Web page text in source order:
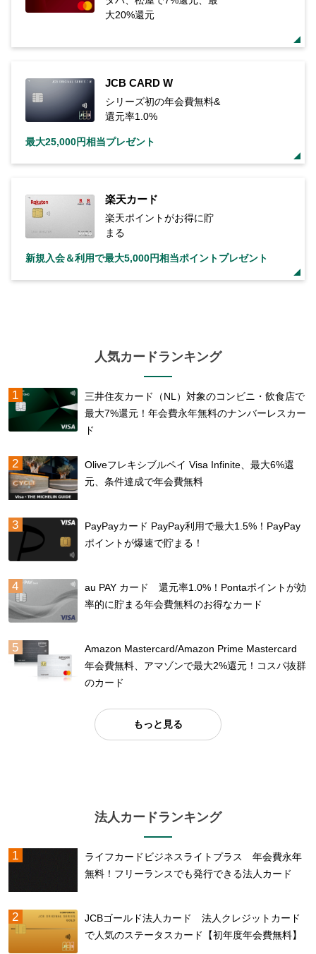
大20%還元
JCB CARD W
シリーズ初の年会費無料&
還元率1.0%
最大25,000円相当プレゼント
楽天カード
楽天ポイントがお得に貯
まる
新規入会＆利用で最大5,000円相当ポイントプレゼント
人気カードランキング
三井住友カード（NL）対象のコンビニ・飲食店で
最大7%還元！年会費永年無料のナンバーレスカー
ド
Oliveフレキシブルペイ Visa Infinite、最大6%還
元、条件達成で年会費無料
PayPayカード PayPay利用で最大1.5%！PayPay
ポイントが爆速で貯まる！
au PAY カード 還元率1.0%！Pontaポイントが効
率的に貯まる年会費無料のお得なカード
Amazon Mastercard/Amazon Prime Mastercard
年会費無料、アマゾンで最大2%還元！コスパ抜群
のカード
もっと見る
法人カードランキング
ライフカードビジネスライトプラス 年会費永年
無料！フリーランスでも発行できる法人カード
JCBゴールド法人カード 法人クレジットカード
で人気のステータスカード【初年度年会費無料】